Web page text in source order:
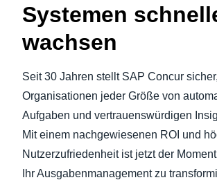
Systemen
wachsen
Seit 30 Jahren stellt SAP Concur
Organisationen jeder Größe von
Aufgaben und vertrauenswürdigen
Mit einem nachgewiesenen ROI und
Nutzerzufriedenheit ist jetzt der
Ihr Ausgabenmanagement zu